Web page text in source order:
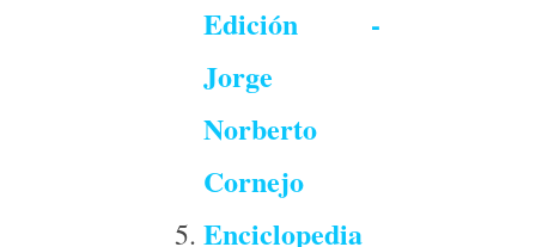
Edición -
Jorge
Norberto
Cornejo
Enciclopedia